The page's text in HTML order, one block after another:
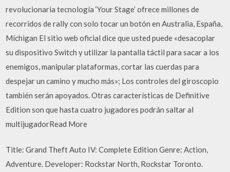
revolucionaria tecnología ‘Your Stage’ ofrece millones de
recorridos de rally con solo tocar un botón en Australia, España,
Míchigan El sitio web oficial dice que usted puede «desacoplar
su dispositivo Switch y utilizar la pantalla táctil para sacar a los
enemigos, manipular plataformas, cortar las cuerdas para
despejar un camino y mucho más»; Los controles del giroscopio
también serán apoyados. Otras características de Definitive
Edition son que hasta cuatro jugadores podrán saltar al
multijugadorRead More
Title: Grand Theft Auto IV: Complete Edition Genre: Action,
Adventure. Developer: Rockstar North, Rockstar Toronto.